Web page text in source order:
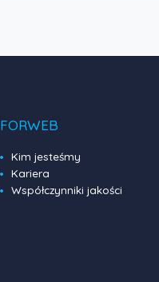
FORWEB
Kim jesteśmy
Kariera
Współczynniki jakości